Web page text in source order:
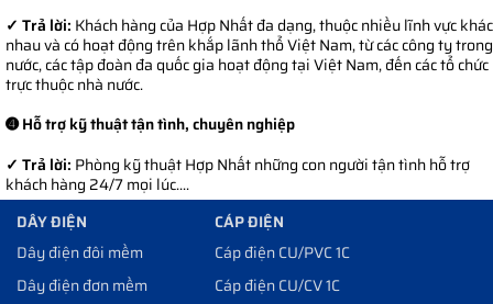
✓ Trả lời: Khách hàng của Hợp Nhất đa dạng, thuộc nhiều lĩnh vực khác
nhau và có hoạt động trên khắp lãnh thổ Việt Nam, từ các công ty trong
nước, các tập đoàn đa quốc gia hoạt động tại Việt Nam, đến các tổ chức
trực thuộc nhà nước.
➍ Hỗ trợ kỹ thuật tận tình, chuyên nghiệp
✓ Trả lời: Phòng kỹ thuật Hợp Nhất những con người tận tình hỗ trợ
khách hàng 24/7 mọi lúc....
DÂY ĐIỆN
Dây điện đôi mềm
Dây điện đơn mềm
CÁP ĐIỆN
Cáp điện CU/PVC 1C
Cáp điện CU/CV 1C